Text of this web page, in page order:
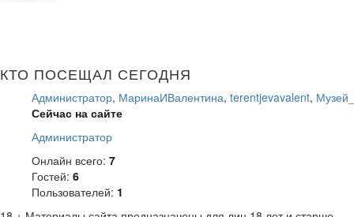
КТО ПОСЕЩАЛ СЕГОДНЯ
Администратор, МаринаИВалентина, terentjevavalent,
Сейчас на сайте
Администратор
Онлайн всего: 7
Гостей: 6
Пользователей: 1